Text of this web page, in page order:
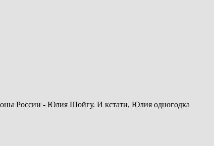
России - Юлия Шойгу. И кстати, Юлия одногодка